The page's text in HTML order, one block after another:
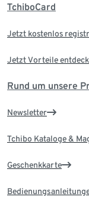
TchiboCard
Jetzt kostenlos
Jetzt Vorteile
Rund um unsere
Newsletter
Tchibo Kataloge &
Geschenkkarte